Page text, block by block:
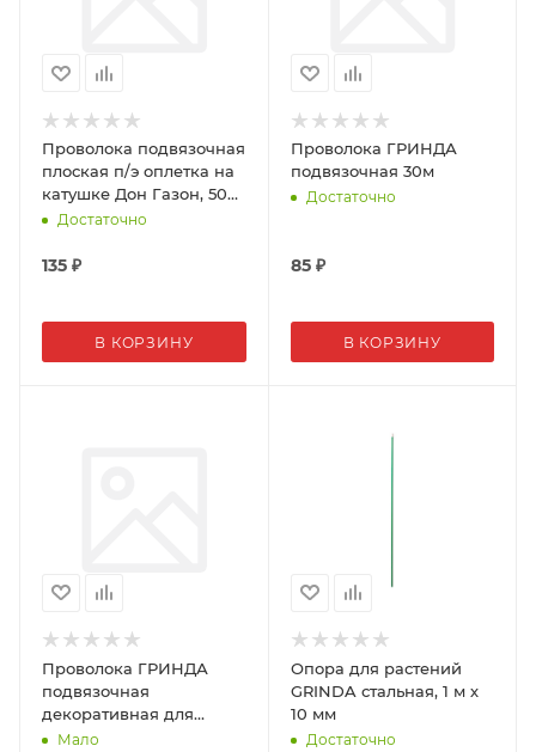
Проволока подвязочная
плоская п/э оплетка на
катушке Дон Газон, 50м,
1ммДостаточно
135 ₽
В КОРЗИНУ
Проволока ГРИНДА
подвязочная 30м
Достаточно
85₽
В КОРЗИНУ
Проволока ГРИНДА
подвязочная
декоративная для
кустарников 50м
Мало
Опора для растений
GRINDA стальная, 1 м х
10 мм
Достаточно